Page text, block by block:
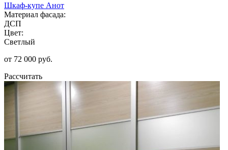
Шкаф-купе Анот
Материал фасада:
ДСП
Цвет:
Светлый
от 72 000 руб.
Рассчитать